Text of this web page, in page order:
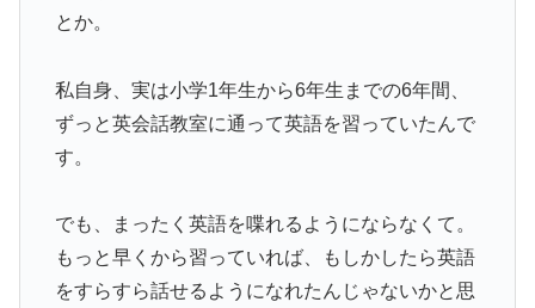
とか。
私自身、実は小学1年生から6年生までの6年間、
ずっと英会話教室に通って英語を習っていたんで
す。
でも、まったく英語を喋れるようにならなくて。
もっと早くから習っていれば、もしかしたら英語
をすらすら話せるようになれたんじゃないかと思